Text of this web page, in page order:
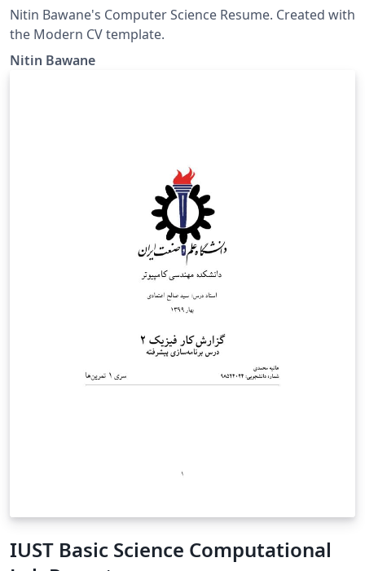
Nitin Bawane's Computer Science Resume. Created with
the Modern CV template.
Nitin Bawane
IUST Basic Science Computational